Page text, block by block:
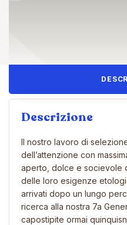
Descrizione
Il nostro lavoro di
dell’attenzione con
aperto, dolce e socievole
delle loro esigenze
arrivati dopo un lungo
ricerca alla nostra 7a
capostipite ormai